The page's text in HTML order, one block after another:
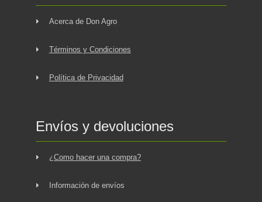
Acerca de Don Agro
Términos y Condiciones
Política de Privacidad
Envíos y devoluciones
¿Como hacer una compra?
Información de envíos